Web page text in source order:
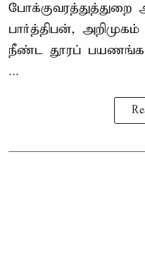
பார்த்திபன்,
நீண்ட தூரப்
...